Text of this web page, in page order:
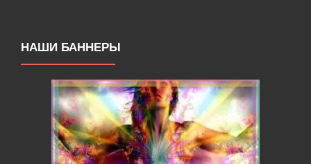
НАШИ БАННЕРЫ